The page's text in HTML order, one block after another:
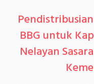
BBG untuk
Nelayan